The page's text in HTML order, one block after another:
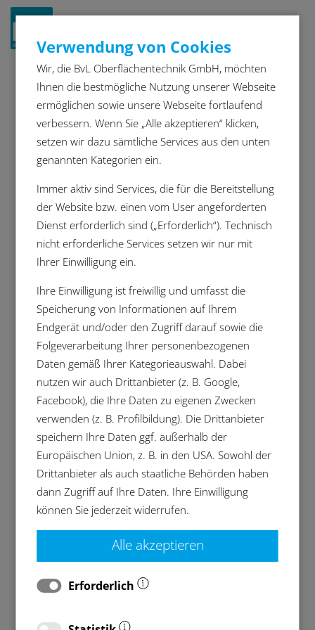
Gründliche und effiziente
Reinigung von Gussteilen
ermöglicht
uneingeschränkte
Funktionalität in der
Fertigungsbranche
Auch Gussteile bleiben von dem Trend zu
höherer Bauteilsauberkeit nicht unberührt.
Die Funktionsfähigkeit von Gussteilen hängt
stark von ihrer Sauberkeit nach der
spanenden Bearbeitung ab. Die Gussteile
müssen gründlich von Spänen, kleinen
gelösten Graten, Ölen und Emulsionen
gereinigt werden. Nur so können sie
problemlos und ohne Störungen in den
nächsten Verarbeitungsschritten eingesetzt
werden. Gründlich gereinigte Gussteile
reduzieren das Risiko unvorhergesehener
Ausfälle und sind ein wesentlicher
Bestandteil des Qualitätsmanagements.
BvL Oberflächentechnik GmbH zeigt auf der
Euroguss effektive Reinigungslösungen, die
nicht nur höchsten
Sauberkeitsanforderungen gerecht werden,
mit schnellen Durchlaufzeiten ermöglichen.
Verwendung von Cookies
Wir, die BvL Oberflächentechnik GmbH, möchten
Ihnen die bestmögliche Nutzung unserer Webseite
ermöglichen sowie unsere Webseite fortlaufend
verbessern. Wenn Sie „Alle akzeptieren“ klicken,
setzen wir dazu sämtliche Services aus den unten
genannten Kategorien ein.
Immer aktiv sind Services, die für die Bereitstellung
der Website bzw. einen vom User angeforderten
Dienst erforderlich sind („Erforderlich“). Technisch
nicht erforderliche Services setzen wir nur mit
Ihrer Einwilligung ein.
Ihre Einwilligung ist freiwillig und umfasst die
Speicherung von Informationen auf Ihrem
Endgerät und/oder den Zugriff darauf sowie die
Folgeverarbeitung Ihrer personenbezogenen
Daten gemäß Ihrer Kategorieauswahl. Dabei
nutzen wir auch Drittanbieter (z. B. Google,
Facebook), die Ihre Daten zu eigenen Zwecken
verwenden (z. B. Profilbildung). Die Drittanbieter
speichern Ihre Daten ggf. außerhalb der
Europäischen Union, z. B. in den USA. Sowohl der
Drittanbieter als auch staatliche Behörden haben
dann Zugriff auf Ihre Daten. Ihre Einwilligung
können Sie jederzeit widerrufen.
Alle akzeptieren
Erforderlich